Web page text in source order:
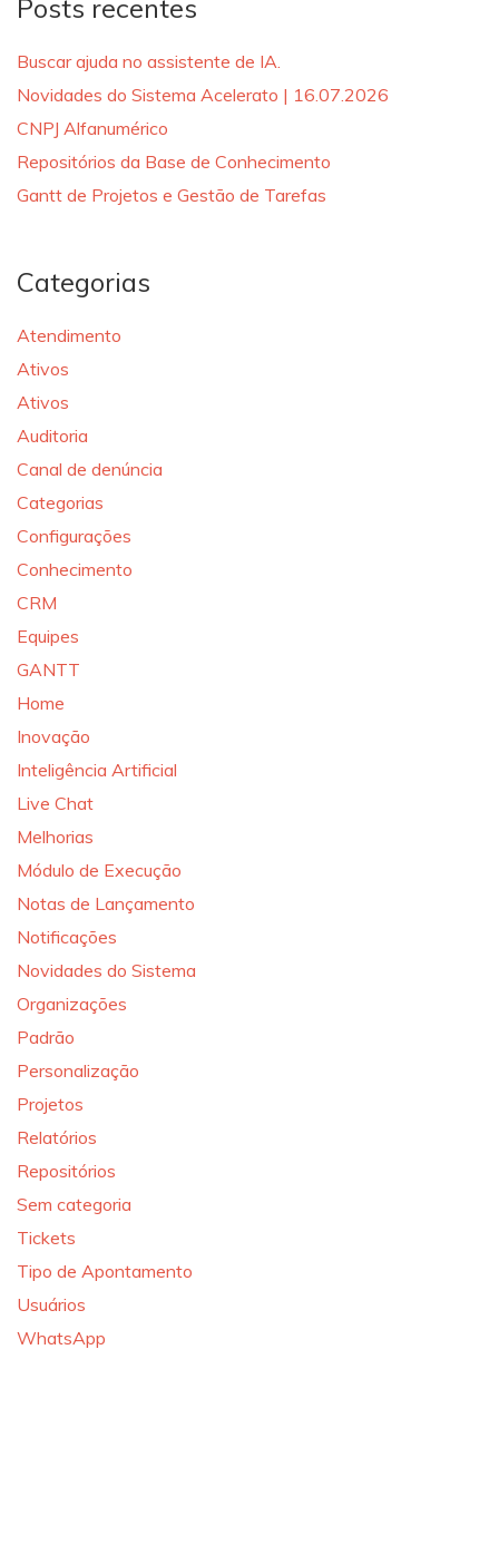
Posts recentes
Buscar ajuda no assistente de IA.
Novidades do Sistema Acelerato | 16.07.2026
CNPJ Alfanumérico
Repositórios da Base de Conhecimento
Gantt de Projetos e Gestão de Tarefas
Categorias
Atendimento
Ativos
Ativos
Auditoria
Canal de denúncia
Categorias
Configurações
Conhecimento
CRM
Equipes
GANTT
Home
Inovação
Inteligência Artificial
Live Chat
Melhorias
Módulo de Execução
Notas de Lançamento
Notificações
Novidades do Sistema
Organizações
Padrão
Personalização
Projetos
Relatórios
Repositórios
Sem categoria
Tickets
Tipo de Apontamento
Usuários
WhatsApp